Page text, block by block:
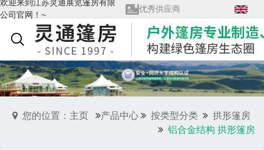
欢迎来到江苏灵通展览篷房有限
公司官网！~
优秀供应商
展览馆会员单位
质量管理体系证书
查看全部→ English
您的位置：主页 产品中心 按类型分类
拱形篷房
铝合金结构 拱形篷房